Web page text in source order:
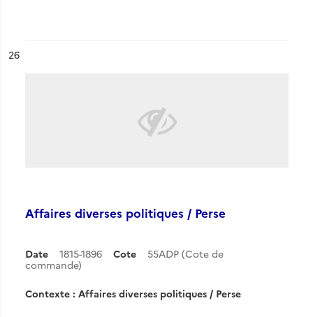
n°
26
Affaires diverses politiques / Perse
Date 1815-1896 Cote
55ADP (Cote de
commande)
Contexte : Affaires diverses politiques / Perse